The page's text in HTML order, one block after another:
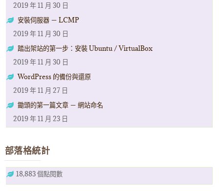
2019 年 11 月 30 日
安裝伺服器 － LCMP
2019 年 11 月 30 日
踏出架站的第一步：安裝 Ubuntu / VirtualBox
2019 年 11 月 30 日
WordPress 的備份與還原
2019 年 11 月 27 日
鋤頭的第一篇文章 － 網站命名
2019 年 11 月 23 日
部落格統計
18,883 個點閱數